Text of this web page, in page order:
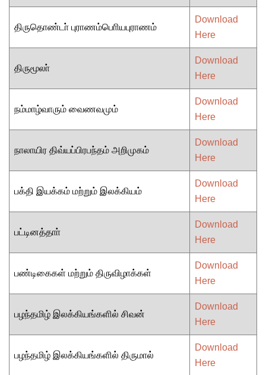
திருதொண்டா் புராணம்பொியபுராணம்
Download
Here
திருமூலா்
Download
Here
நம்மாழ்வாரும் வைணவமும்
Download
Here
நாலாயிர திவ்யப்பிரபந்தம் அறிமுகம்
Download
Here
பக்தி இயக்கம் மற்றும் இலக்கியம்
Download
Here
பட்டினத்தாா்
Download
Here
பண்டிகைகள் மற்றும் திருவிழாக்கள்
Download
Here
பழந்தமிழ் இலக்கியங்களில் சிவன்
Download
Here
பழந்தமிழ் இலக்கியங்களில் திருமால்
Download
Here